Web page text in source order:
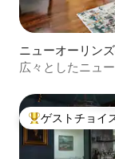
ニューオーリン
広々としたニュ
大好評のゲスト
ゲストチョイ